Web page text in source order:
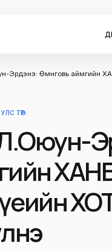
Эрдэнэ: Өмнөговь аймгийн
УЛС ТӨР
Л.Оюун-